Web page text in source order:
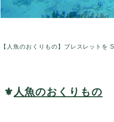
【人魚のおくりもの】ブレスレットを
⚜️ 人魚のおくりもの